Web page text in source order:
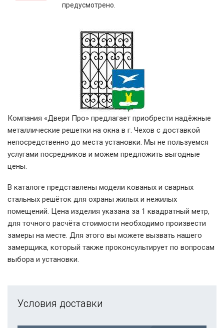
предусмотрено.
Компания «Двери Про» предлагает приобрести надёжные
металлические решетки на окна в г. Чехов с доставкой
непосредственно до места установки. Мы не пользуемся
услугами посредников и можем предложить выгодные
цены.
В каталоге представлены модели кованых и сварных
стальных решёток для охраны жилых и нежилых
помещений. Цена изделия указана за 1 квадратный метр,
для точного расчёта стоимости необходимо произвести
замеры на месте. Для этого вы можете вызвать нашего
замерщика, который также проконсультирует по вопросам
выбора и установки.
Условия доставки